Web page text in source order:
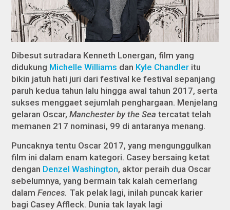
Dibesut sutradara Kenneth Lonergan, film yang
didukung Michelle Williams dan Kyle Chandler itu
bikin jatuh hati juri dari festival ke festival sepanjang
paruh kedua tahun lalu hingga awal tahun 2017, serta
sukses menggaet sejumlah penghargaan. Menjelang
gelaran Oscar,Manchester by the Sea tercatat telah
memanen 217 nominasi, 99 di antaranya menang.
Puncaknya tentu Oscar 2017, yang mengunggulkan
film ini dalam enam kategori. Casey bersaing ketat
dengan Denzel Washington, aktor peraih dua Oscar
sebelumnya, yang bermain tak kalah cemerlang
dalamFences. Tak pelak lagi, inilah puncak karier
bagi Casey Affleck. Dunia tak layak lagi